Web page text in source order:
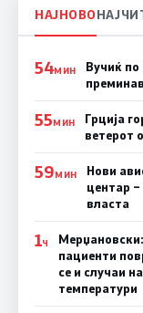
НАЈНОВО
54МИН
Вучиќ по
55МИН
Грција
ветерот
59МИН
Нови
центар
власта
1Ч
пациенти
се и случаи
температури